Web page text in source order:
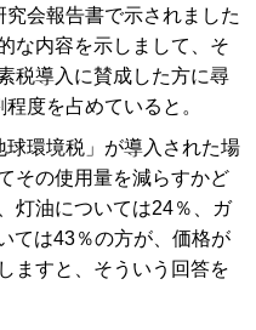
会報告書で示されました
な内容を示しまして、そ
税導入に賛成した方に尋
度を占めていると。
球環境税」が導入された場
その使用量を減らすかど
灯油については24％、ガ
ては43％の方が、価格が
ますと、そういう回答を